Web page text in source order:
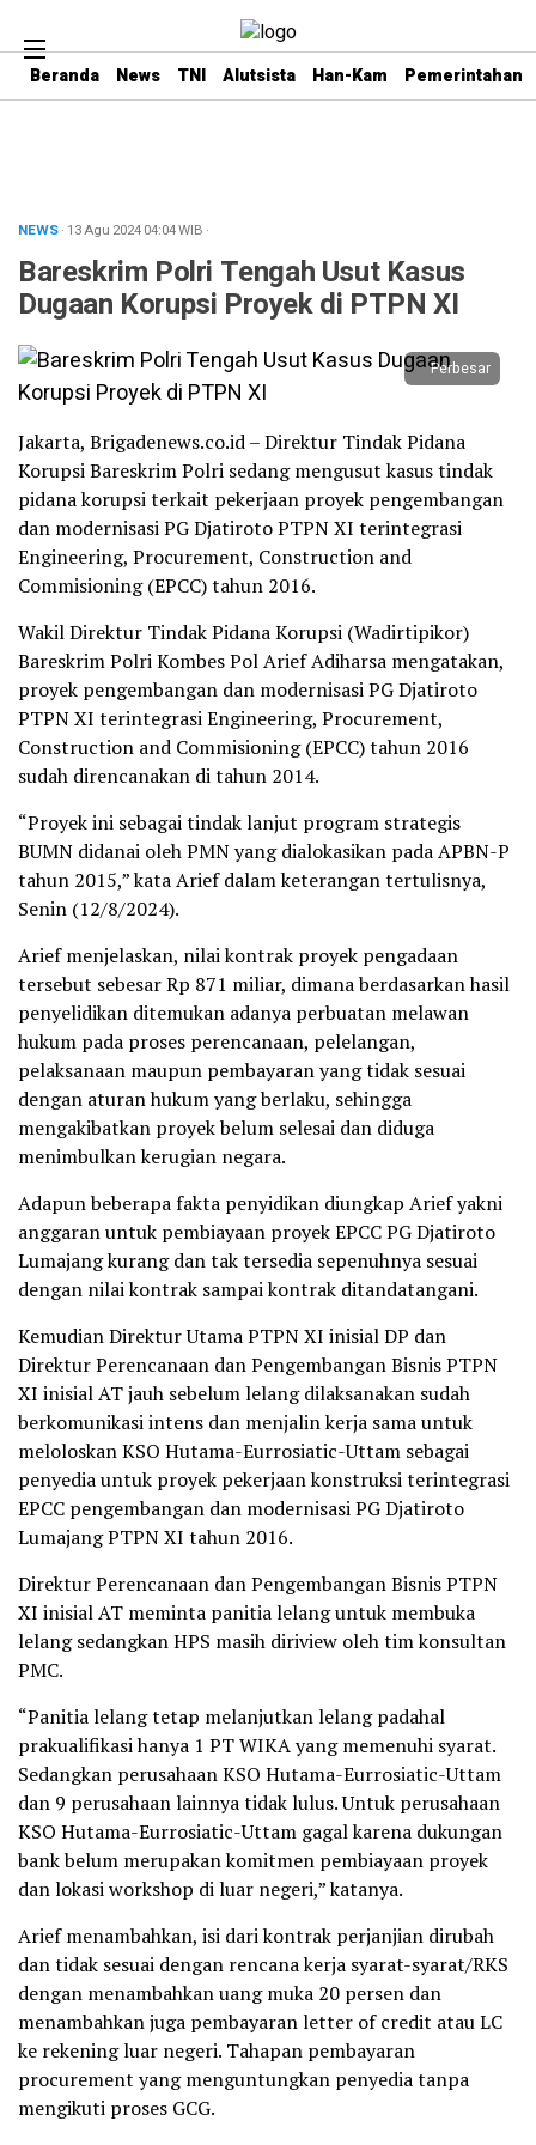
Beranda News TNI Alutsista Han-Kam Pemerintahan
NEWS· 13 Agu 202404:04WIB ·
Bareskrim Polri Tengah Usut Kasus
Dugaan Korupsi Proyek di PTPN XI
Perbesar
Jakarta, Brigadenews.co.id – Direktur Tindak Pidana
Korupsi Bareskrim Polri sedang mengusut kasus tindak
pidana korupsi terkait pekerjaan proyek pengembangan
dan modernisasi PG Djatiroto PTPN XI terintegrasi
Engineering, Procurement, Construction and
Commisioning (EPCC) tahun 2016.
Wakil Direktur Tindak Pidana Korupsi (Wadirtipikor)
Bareskrim Polri Kombes Pol Arief Adiharsa mengatakan,
proyek pengembangan dan modernisasi PG Djatiroto
PTPN XI terintegrasi Engineering, Procurement,
Construction and Commisioning (EPCC) tahun 2016
sudah direncanakan di tahun 2014.
“Proyek ini sebagai tindak lanjut program strategis
BUMN didanai oleh PMN yang dialokasikan pada APBN-P
tahun 2015,” kata Arief dalam keterangan tertulisnya,
Senin (12/8/2024).
Arief menjelaskan, nilai kontrak proyek pengadaan
tersebut sebesar Rp 871 miliar, dimana berdasarkan hasil
penyelidikan ditemukan adanya perbuatan melawan
hukum pada proses perencanaan, pelelangan,
pelaksanaan maupun pembayaran yang tidak sesuai
dengan aturan hukum yang berlaku, sehingga
mengakibatkan proyek belum selesai dan diduga
menimbulkan kerugian negara.
Adapun beberapa fakta penyidikan diungkap Arief yakni
anggaran untuk pembiayaan proyek EPCC PG Djatiroto
Lumajang kurang dan tak tersedia sepenuhnya sesuai
dengan nilai kontrak sampai kontrak ditandatangani.
Kemudian Direktur Utama PTPN XI inisial DP dan
Direktur Perencanaan dan Pengembangan Bisnis PTPN
XI inisial AT jauh sebelum lelang dilaksanakan sudah
berkomunikasi intens dan menjalin kerja sama untuk
meloloskan KSO Hutama-Eurrosiatic-Uttam sebagai
penyedia untuk proyek pekerjaan konstruksi terintegrasi
EPCC pengembangan dan modernisasi PG Djatiroto
Lumajang PTPN XI tahun 2016.
Direktur Perencanaan dan Pengembangan Bisnis PTPN
XI inisial AT meminta panitia lelang untuk membuka
lelang sedangkan HPS masih diriview oleh tim konsultan
PMC.
“Panitia lelang tetap melanjutkan lelang padahal
prakualifikasi hanya 1 PT WIKA yang memenuhi syarat.
Sedangkan perusahaan KSO Hutama-Eurrosiatic-Uttam
dan 9 perusahaan lainnya tidak lulus. Untuk perusahaan
KSO Hutama-Eurrosiatic-Uttam gagal karena dukungan
bank belum merupakan komitmen pembiayaan proyek
dan lokasi workshop di luar negeri,” katanya.
Arief menambahkan, isi dari kontrak perjanjian dirubah
dan tidak sesuai dengan rencana kerja syarat-syarat/RKS
dengan menambahkan uang muka 20 persen dan
menambahkan juga pembayaran letter of credit atau LC
ke rekening luar negeri. Tahapan pembayaran
procurement yang menguntungkan penyedia tanpa
mengikuti proses GCG.